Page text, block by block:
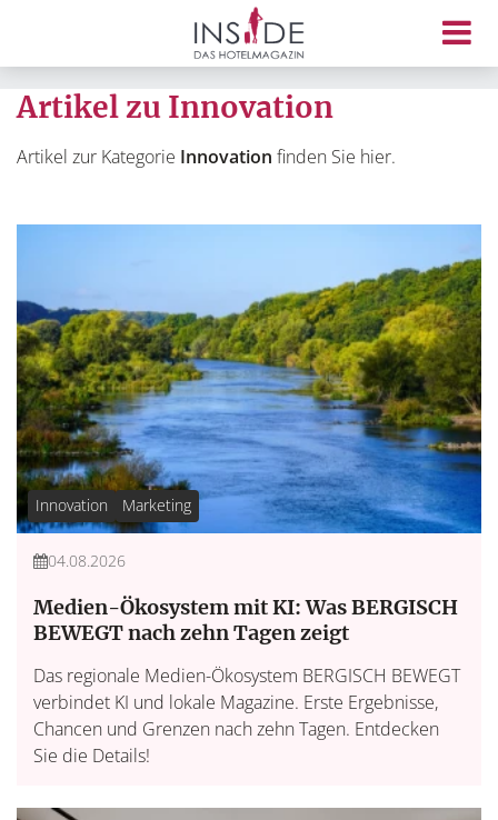
Artikel zu Innovation
Artikel zur Kategorie Innovation finden Sie hier.
Innovation Marketing
04.08.2026
Medien-Ökosystem mit KI: Was BERGISCH
BEWEGT nach zehn Tagen zeigt
Das regionale Medien-Ökosystem BERGISCH BEWEGT
verbindet KI und lokale Magazine. Erste Ergebnisse,
Chancen und Grenzen nach zehn Tagen. Entdecken
Sie die Details!